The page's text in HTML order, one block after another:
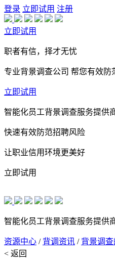
登录 立即试用 注册
立即试用
职者有信，择才无忧
专业背景调查公司 帮您有效防
立即试用
智能化员工背景调查服务提供
快速有效防范招聘风险
让职业信用环境更美好
立即试用
智能化员工背景调查服务提供
资源中心 / 背调资讯 / 背景调
< 返回